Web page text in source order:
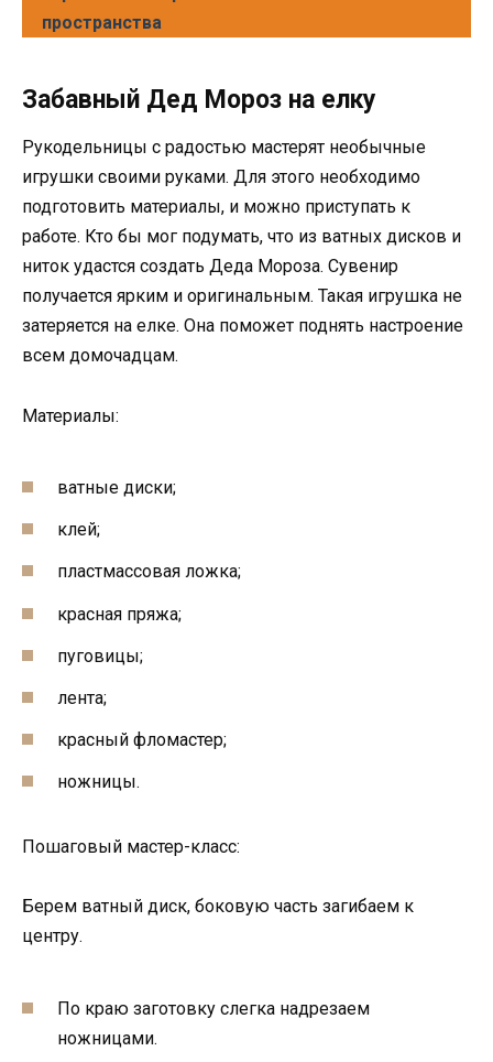
пространства
Забавный Дед Мороз на елку
Рукодельницы с радостью мастерят необычные
игрушки своими руками. Для этого необходимо
подготовить материалы, и можно приступать к
работе. Кто бы мог подумать, что из ватных дисков и
ниток удастся создать Деда Мороза. Сувенир
получается ярким и оригинальным. Такая игрушка не
затеряется на елке. Она поможет поднять настроение
всем домочадцам.
Материалы:
ватные диски;
клей;
пластмассовая ложка;
красная пряжа;
пуговицы;
лента;
красный фломастер;
ножницы.
Пошаговый мастер-класс:
Берем ватный диск, боковую часть загибаем к
центру.
По краю заготовку слегка надрезаем
ножницами.